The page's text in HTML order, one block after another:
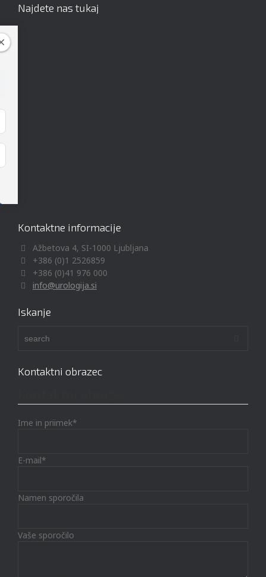
Najdete nas tukaj
Kontaktne informacije
Ažbetova 4, SI-1000 Ljubljana
+386 (0)1 2526859
+386 (0)41 976 000
info@urologija.si
Iskanje
Kontaktni obrazec
Ime in priimek*
E-mail*
Namen sporočila
Vaše sporočilo